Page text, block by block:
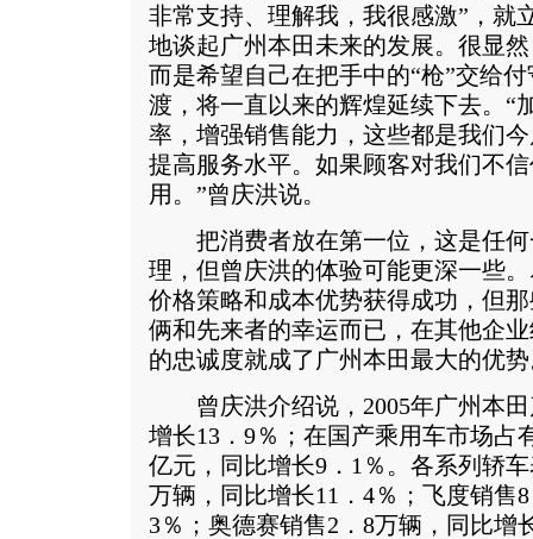
非常支持、理解我，我很感激”，就
地谈起广州本田未来的发展。很显
而是希望自己在把手中的“枪”交给
渡，将一直以来的辉煌延续下去。“
率，增强销售能力，这些都是我们
提高服务水平。如果顾客对我们不
用。”曾庆洪说。
把消费者放在第一位，这是任何
理，但曾庆洪的体验可能更深一些
价格策略和成本优势获得成功，但
俩和先来者的幸运而已，在其他企
的忠诚度就成了广州本田最大的优
曾庆洪介绍说，2005年广州本田
增长13．9％；在国产乘用车市场占
亿元，同比增长9．1％。各系列轿
万辆，同比增长11．4％；飞度销售
3％；奥德赛销售2．8万辆，同比增